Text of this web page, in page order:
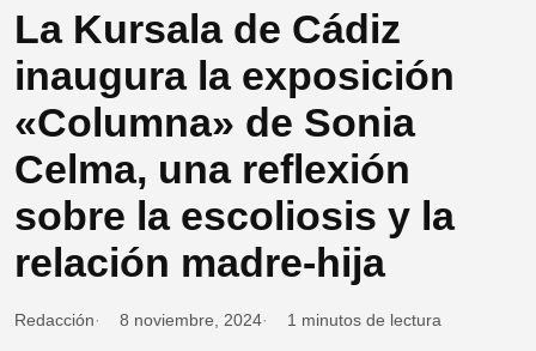
La Kursala de Cádiz
inaugura la exposición
«Columna» de Sonia
Celma, una reflexión
sobre la escoliosis y la
relación madre-hija
Redacción 8 noviembre, 2024 1 minutos de lectura